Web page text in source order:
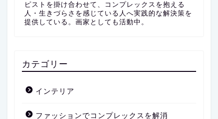
ピストを掛け合わせて、コンプレックスを抱える
人・生きづらさを感じている人へ実践的な解決策を
提供している。画家としても活動中。
カテゴリー
インテリア
ファッションでコンプレックスを解消